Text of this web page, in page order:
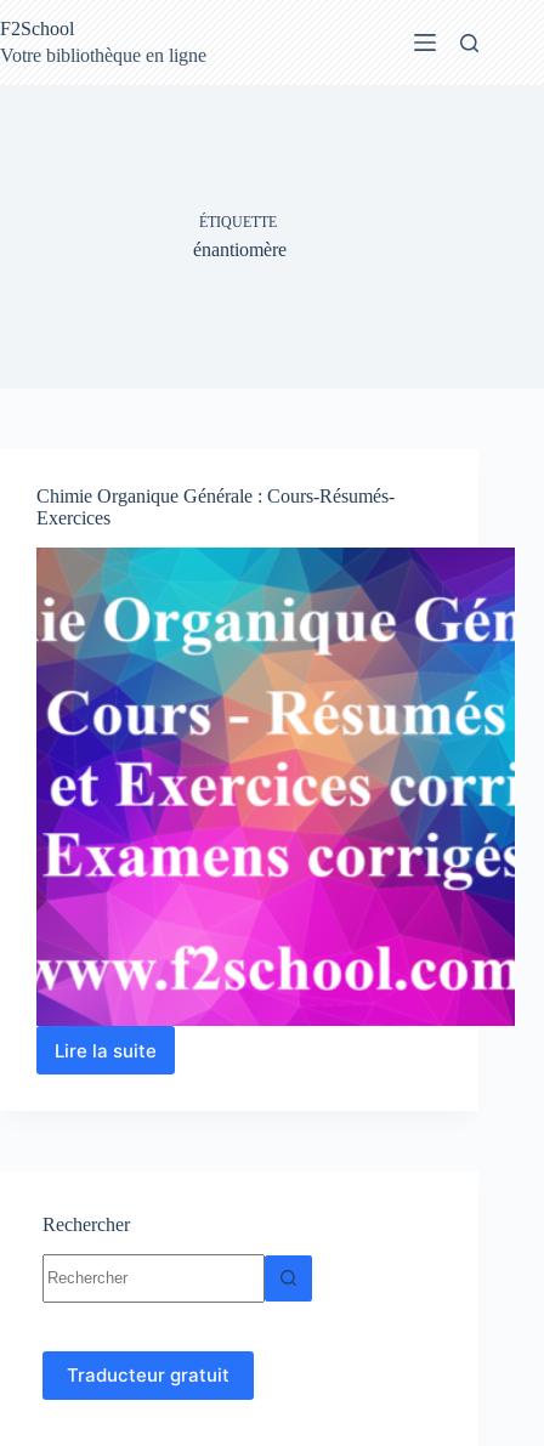
au
contenu
F2School
Votre bibliothèque en ligne
ÉTIQUETTE
énantiomère
Chimie Organique Générale : Cours-Résumés-
Exercices
Lire la suite
Chimie
Rechercher
résultat
Traducteur gratuit